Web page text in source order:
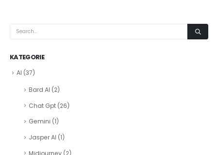
KATEGORIE
AI (37)
Bard AI (2)
Chat Gpt (26)
Gemini (1)
Jasper AI (1)
Midjourney (2)